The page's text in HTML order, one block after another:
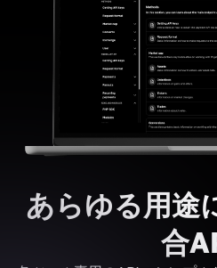
あらゆる用途
合